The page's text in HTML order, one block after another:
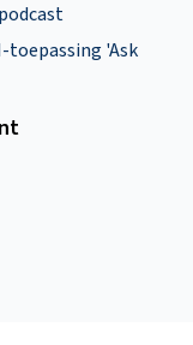
toepassing 'Ask